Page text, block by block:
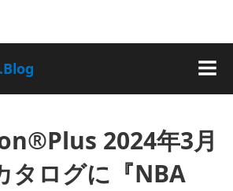
.Blog
2024年3月
タログに『NBA